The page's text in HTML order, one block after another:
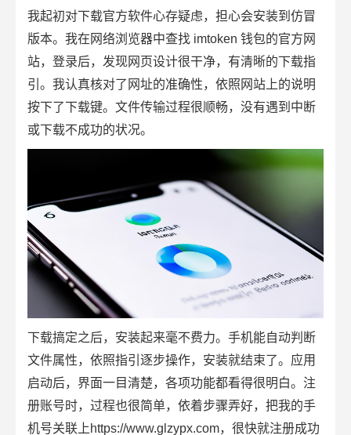
我起初对下载官方软件心存疑虑，担心会安装到仿冒
版本。我在网络浏览器中查找 imtoken 钱包的官方网
站，登录后，发现网页设计很干净，有清晰的下载指
引。我认真核对了网址的准确性，依照网站上的说明
按下了下载键。文件传输过程很顺畅，没有遇到中断
或下载不成功的状况。
下载搞定之后，安装起来毫不费力。手机能自动判断
文件属性，依照指引逐步操作，安装就结束了。应用
启动后，界面一目清楚，各项功能都看得很明白。注
册账号时，过程也很简单，依着步骤弄好，把我的手
机号关联上https://www.glzypx.com，很快就注册成功